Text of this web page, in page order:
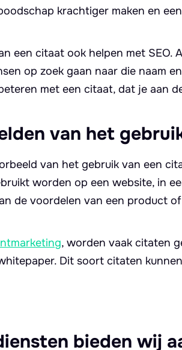
krachtiger maken en
een citaat ook helpen met
op zoek gaan naar die naam
met een citaat, dat je aan
van het
van het gebruik van een
worden op een website, in
de voordelen van een product
, worden vaak citaten
Dit soort citaten
bieden wij